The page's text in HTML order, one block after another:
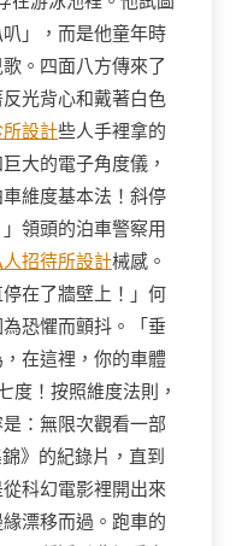
」，而是他童年時
。四面八方傳來了
光背心和戴著白色
設計些人手裡拿的
大的電子角度儀，
維度基本法！斜停
領頭的泊車警察用
人招待所設計械感。
停在了牆壁上！」何
恐懼而顫抖。「垂
在這裡，你的車體
！按照維度法則，
：無限次觀看一部
》的紀錄片，直到
科幻電影裡開出來
漂移而過。跑車的